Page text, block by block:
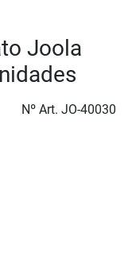
Joola
Nº Art. JO-40030